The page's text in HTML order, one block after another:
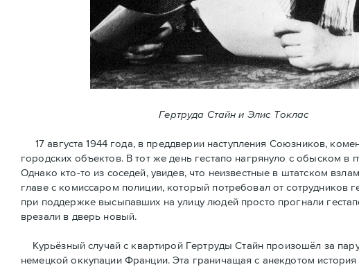
Гертруда Стайн и Элис Токлас
17 августа 1944 года, в преддверии наступления Союзников,
городских объектов. В тот же день гестапо нагрянуло с обыском
Однако кто-то из соседей, увидев, что неизвестные в штатском
главе с комиссаром полиции, который потребовал от сотрудников
при поддержке высыпавших на улицу людей просто прогнали
врезали в дверь новый.
Курьёзный случай с квартирой Гертруды Стайн произошёл за
немецкой оккупации Франции. Эта граничащая с анекдотом